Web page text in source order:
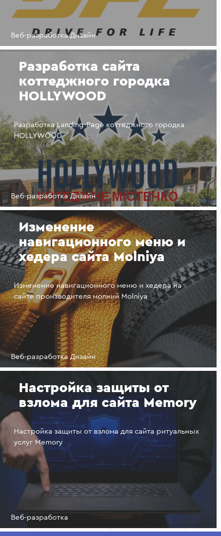
Веб-разработка Дизайн
Разработка сайта
коттеджного городка
HOLLYWOOD
Разработка Landing-Page коттеджного городка
HOLLYWOOD
Веб-разработка Дизайн
Изменение
навигационного меню и
хедера сайта Molniya
Изменение навигационного меню и хедера на
сайте производителя молний Molniya
Веб-разработка Дизайн
Настройка защиты от
взлома для сайта Memory
Настройка защиты от взлома для сайта ритуальных
услуг Memory
Веб-разработка